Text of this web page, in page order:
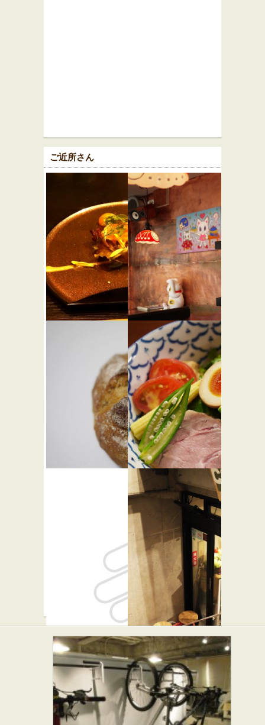
ご近所さん
京野菜ダイ
ニング グ
リーンス
★☆☆
代々木カリ
ー ★☆☆
カレー屋
バー・居酒屋
麺恋処 い
そじ
★★☆
らーめん屋
パラボラ
★☆☆
カフェ・喫茶店
バー・居酒屋
野菜を食べ
るカレー
camp ★☆☆
カレー屋